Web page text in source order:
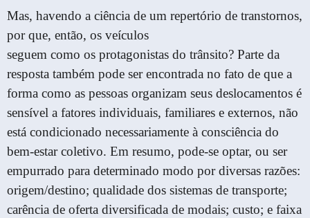
Mas, havendo a ciência de um repertório de transtornos,
por que, então, os veículos
seguem como os protagonistas do trânsito? Parte da
resposta também pode ser encontrada no fato de que a
forma como as pessoas organizam seus deslocamentos é
sensível a fatores individuais, familiares e externos, não
está condicionado necessariamente à consciência do
bem-estar coletivo. Em resumo, pode-se optar, ou ser
empurrado para determinado modo por diversas razões:
origem/destino; qualidade dos sistemas de transporte;
carência de oferta diversificada de modais; custo; e faixa